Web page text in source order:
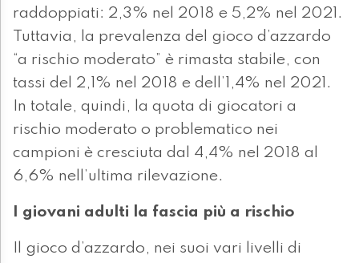
raddoppiati: 2,3% nel 2018 e 5,2% nel 2021.
Tuttavia, la prevalenza del gioco d’azzardo
“a rischio moderato” è rimasta stabile, con
tassi del 2,1% nel 2018 e dell’1,4% nel 2021.
In totale, quindi, la quota di giocatori a
rischio moderato o problematico nei
campioni è cresciuta dal 4,4% nel 2018 al
6,6% nell’ultima rilevazione.
I giovani adulti la fascia più a rischio
Il gioco d’azzardo, nei suoi vari livelli di